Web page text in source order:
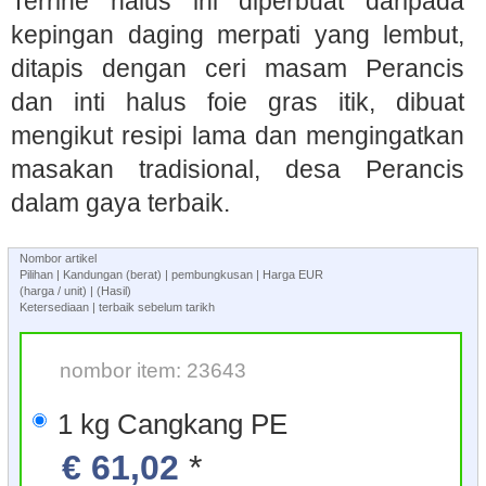
kepingan daging merpati yang lembut,
ditapis dengan ceri masam Perancis
dan inti halus foie gras itik, dibuat
mengikut resipi lama dan mengingatkan
masakan tradisional, desa Perancis
dalam gaya terbaik.
Nombor artikel
Pilihan | Kandungan (berat) | pembungkusan | Harga EUR
(harga / unit) | (Hasil)
Ketersediaan | terbaik sebelum tarikh
nombor item: 23643
1 kg Cangkang PE
€ 61,02 *